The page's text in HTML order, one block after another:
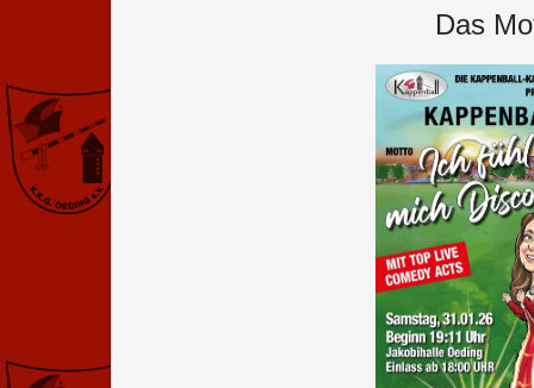
Das